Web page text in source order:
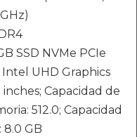
SSD NVMe PCIe
UHD Graphics
Capacidad de
512.0; Capacidad
8.0 GB